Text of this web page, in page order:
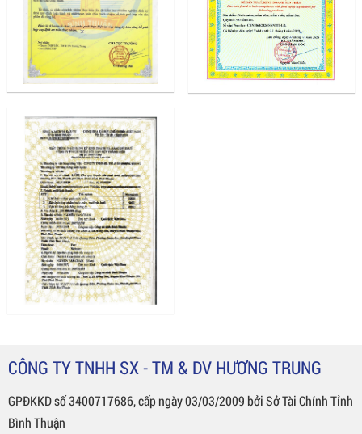
CÔNG TY TNHH SX - TM & DV HƯƠNG TRUNG
GPĐKKD số 3400717686, cấp ngày 03/03/2009 bởi Sở Tài Chính Tỉnh
Bình Thuận